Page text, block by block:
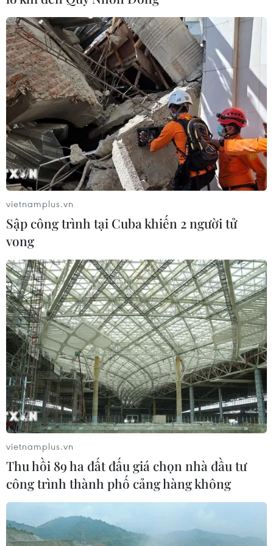
09/01/2020 06:58
Theo Bộ Lao động Thái Lan, hiện có 257 lao động người
Thái Lan làm việc tại Iran và 25 lao động tại Iraq.
vietnamplus.vn
Sập công trình tại Cuba khiến 2 người tử
vong
vietnamplus.vn
Thu hồi 89 ha đất đấu giá chọn nhà đầu tư
công trình thành phố cảng hàng không